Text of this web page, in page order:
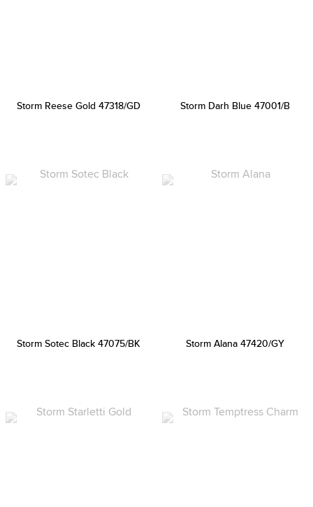
Storm Reese Gold 47318/GD Storm Darh Blue 47001/B
Storm Sotec Black 47075/BK Storm Alana 47420/GY